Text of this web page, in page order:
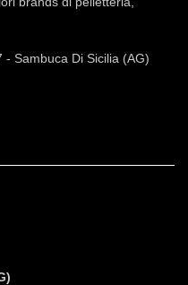
Sambuca Di Sicilia (AG)